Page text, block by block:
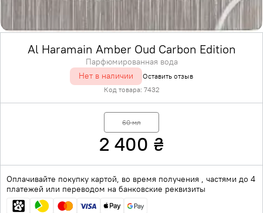
Al Haramain Amber Oud Carbon Edition
Парфюмированная вода
Нет в наличии
Оставить отзыв
Код товара: 7432
60 мл
2 400 ₴
Оплачивайте покупку картой, во время получения , частями до 4
платежей или переводом на банковские реквизиты